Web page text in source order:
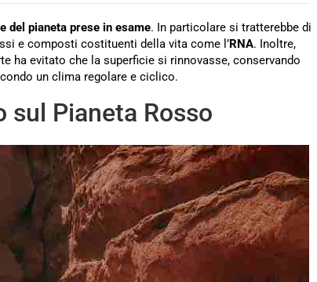
del pianeta prese in esame. In particolare si tratterebbe di
e composti costituenti della vita come l’RNA. Inoltre,
ha evitato che la superficie si rinnovasse, conservando
un clima regolare e ciclico.
Pianeta Rosso